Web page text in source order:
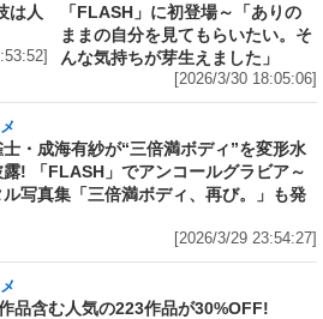
は人
「FLASH」に初登場～「ありの
ままの自分を見てもらいたい。そ
んな気持ちが芽生えました」
[2026/3/30 18:05:06]
士・成海有紗が“三倍満ボディ”を変形水
! 「FLASH」でアンコールグラビア～
写真集「三倍満ボディ、再び。」も発
[2026/3/29 23:54:27]
品含む人気の223作品が30%OFF!